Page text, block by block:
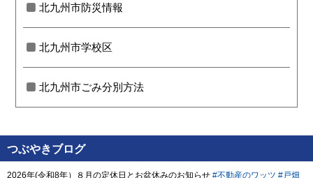
北九州市防災情報
北九州市学校区
北九州市ごみ分別方法
つぶやきブログ